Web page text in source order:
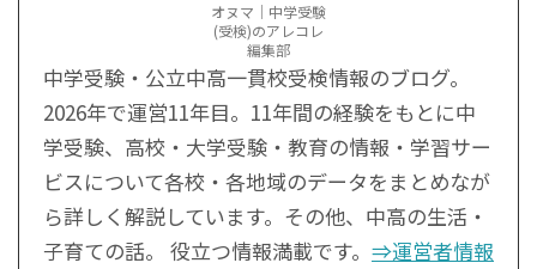
オヌマ｜中学受験
(受検)のアレコレ
編集部
中学受験・公立中高一貫校受検情報のブログ。
2026年で運営11年目。11年間の経験をもとに中
学受験、高校・大学受験・教育の情報・学習サー
ビスについて各校・各地域のデータをまとめなが
ら詳しく解説しています。その他、中高の生活・
子育ての話。 役立つ情報満載です。 ⇒運営者情報